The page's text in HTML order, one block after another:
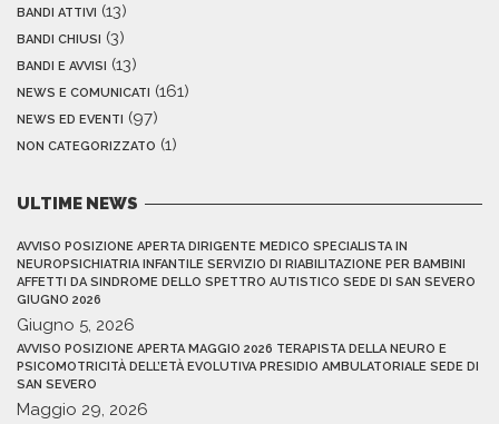
BANDI ATTIVI (13)
BANDI CHIUSI (3)
BANDI E AVVISI (13)
NEWS E COMUNICATI (161)
NEWS ED EVENTI (97)
NON CATEGORIZZATO (1)
ULTIME NEWS
AVVISO POSIZIONE APERTA DIRIGENTE MEDICO SPECIALISTA IN
NEUROPSICHIATRIA INFANTILE SERVIZIO DI RIABILITAZIONE PER BAMBINI
AFFETTI DA SINDROME DELLO SPETTRO AUTISTICO SEDE DI SAN SEVERO
GIUGNO 2026
Giugno 5, 2026
AVVISO POSIZIONE APERTA MAGGIO 2026 TERAPISTA DELLA NEURO E
PSICOMOTRICITÀ DELL’ETÀ EVOLUTIVA PRESIDIO AMBULATORIALE SEDE DI
SAN SEVERO
Maggio 29, 2026